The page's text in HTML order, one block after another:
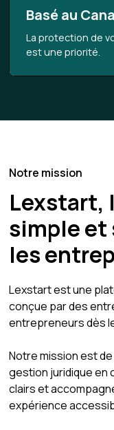
Basé au
La protection de
est une priorité.
Notre mission
Lexstart,
simple
les
Lexstart est une
conçue par des
entrepreneurs dès
Notre mission est
gestion juridique en
clairs et
expérience